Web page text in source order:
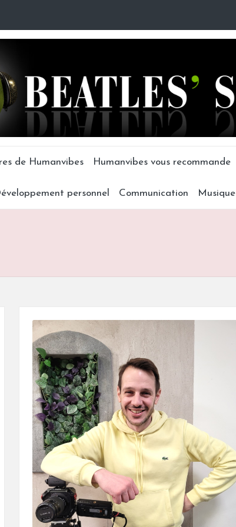
de Humanvibes Humanvibes vous recommande
personnel Communication Musique